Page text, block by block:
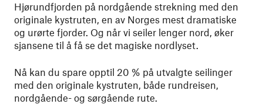
Hjørundfjorden på nordgående strekning med den
originale kystruten, en av Norges mest dramatiske
og urørte fjorder. Og når vi seiler lenger nord, øker
sjansene til å få se det magiske nordlyset.
Nå kan du spare opptil 20 % på utvalgte seilinger
med den originale kystruten, både rundreisen,
nordgående- og sørgående rute.